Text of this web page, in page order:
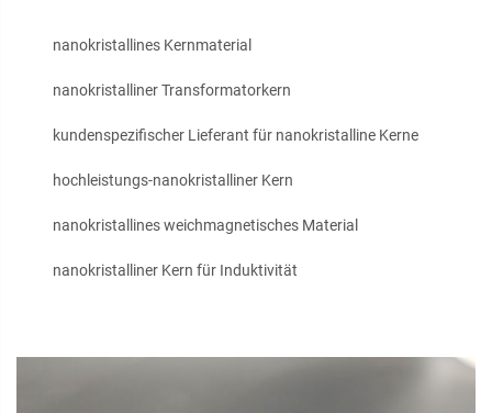
nanokristallines Kernmaterial
nanokristalliner Transformatorkern
kundenspezifischer Lieferant für nanokristalline Kerne
hochleistungs-nanokristalliner Kern
nanokristallines weichmagnetisches Material
nanokristalliner Kern für Induktivität